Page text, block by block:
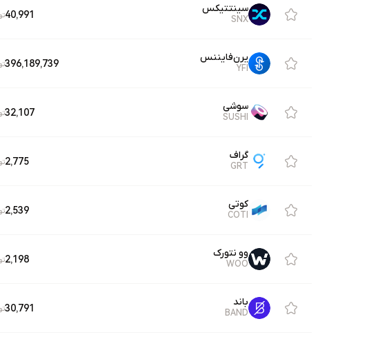
سینتتیکس
SNX
40,991
یرن‌فایننس
YFI
396,189,739
سوشی
SUSHI
32,107
گراف
GRT
2,775
کوتی
COTI
2,539
وو نتورک
WOO
2,198
باند
BAND
30,791